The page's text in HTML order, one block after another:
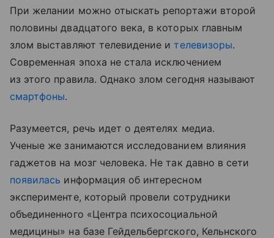
При желании можно отыскать репортажи второй
половины двадцатого века, в которых главным
злом выставляют телевидение ителевизоры.
Современная эпоха не стала исключением
из этого правила. Однако злом сегодня называют
смартфоны.
Разумеется, речь идет о деятелях медиа.
Ученые же занимаются исследованием влияния
гаджетов на мозг человека. Не так давно в сети
появилась информация об интересном
эксперименте, который провели сотрудники
объединенного «Центра психосоциальной
медицины» на базе Гейдельбергского, Кельнского